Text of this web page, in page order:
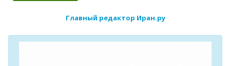
Главный редактор Иран.ру